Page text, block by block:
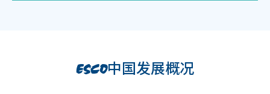
ESCO中国发展概况